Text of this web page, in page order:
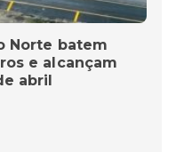
Norte batem
e alcançam
abril